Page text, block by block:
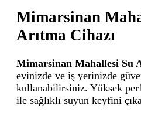
Mimarsinan
Arıtma Cihazı
Mimarsinan Mahallesi Su
evinizde ve iş yerinizde
kullanabilirsiniz. Yüksek
ile sağlıklı suyun keyfini